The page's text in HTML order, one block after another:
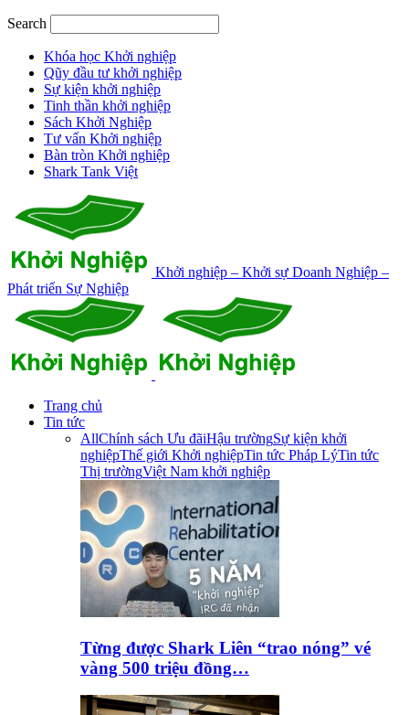
Search
Khóa học Khởi nghiệp
Qũy đầu tư khởi nghiệp
Sự kiện khởi nghiệp
Tinh thần khởi nghiệp
Sách Khởi Nghiệp
Tư vấn Khởi nghiệp
Bàn tròn Khởi nghiệp
Shark Tank Việt
Khởi nghiệp – Khởi sự Doanh Nghiệp –
Phát triển Sự Nghiệp
Trang chủ
Tin tức
AllChính sách Ưu đãiHậu trườngSự kiện khởi
nghiệpThế giới Khởi nghiệpTin tức Pháp LýTin tức
Thị trườngViệt Nam khởi nghiệp
Từng được Shark Liên “trao nóng” vé
vàng 500 triệu đồng…